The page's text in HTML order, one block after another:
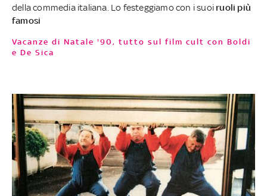
della commedia italiana. Lo festeggiamo con i suoi ruoli più
famosi
Vacanze di Natale '90, tutto sul film cult con Boldi
e De Sica